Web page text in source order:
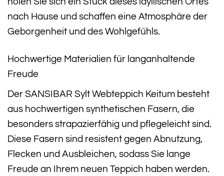
nach Hause und schaffen eine Atmosphäre der
Geborgenheit und des Wohlgefühls.
Hochwertige Materialien für langanhaltende
Freude
Der SANSIBAR Sylt Webteppich Keitum besteht
aus hochwertigen synthetischen Fasern, die
besonders strapazierfähig und pflegeleicht sind.
Diese Fasern sind resistent gegen Abnutzung,
Flecken und Ausbleichen, sodass Sie lange
Freude an Ihrem neuen Teppich haben werden.